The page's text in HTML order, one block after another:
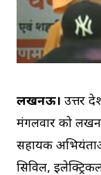
लखनऊ। उत्तर
मंगलवार को
सहायक
सिविल,